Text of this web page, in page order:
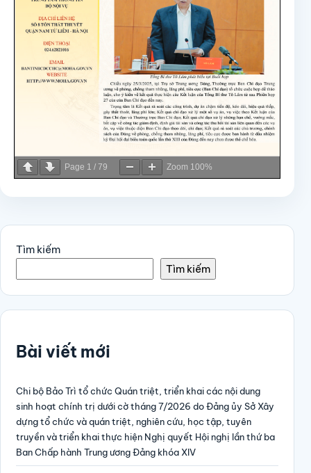
Page 1 / 79 Zoom 100%
Tìm kiếm
Tìm kiếm
Bài viết mới
Chi bộ Bảo Trì tổ chức Quán triệt, triển khai các nội dung
sinh hoạt chính trị dưới cờ tháng 7/2026 do Đảng ủy Sở Xây
dựng tổ chức và quán triệt, nghiên cứu, học tập, tuyên
truyền và triển khai thực hiện Nghị quyết Hội nghị lần thứ ba
Ban Chấp hành Trung ương Đảng khóa XIV